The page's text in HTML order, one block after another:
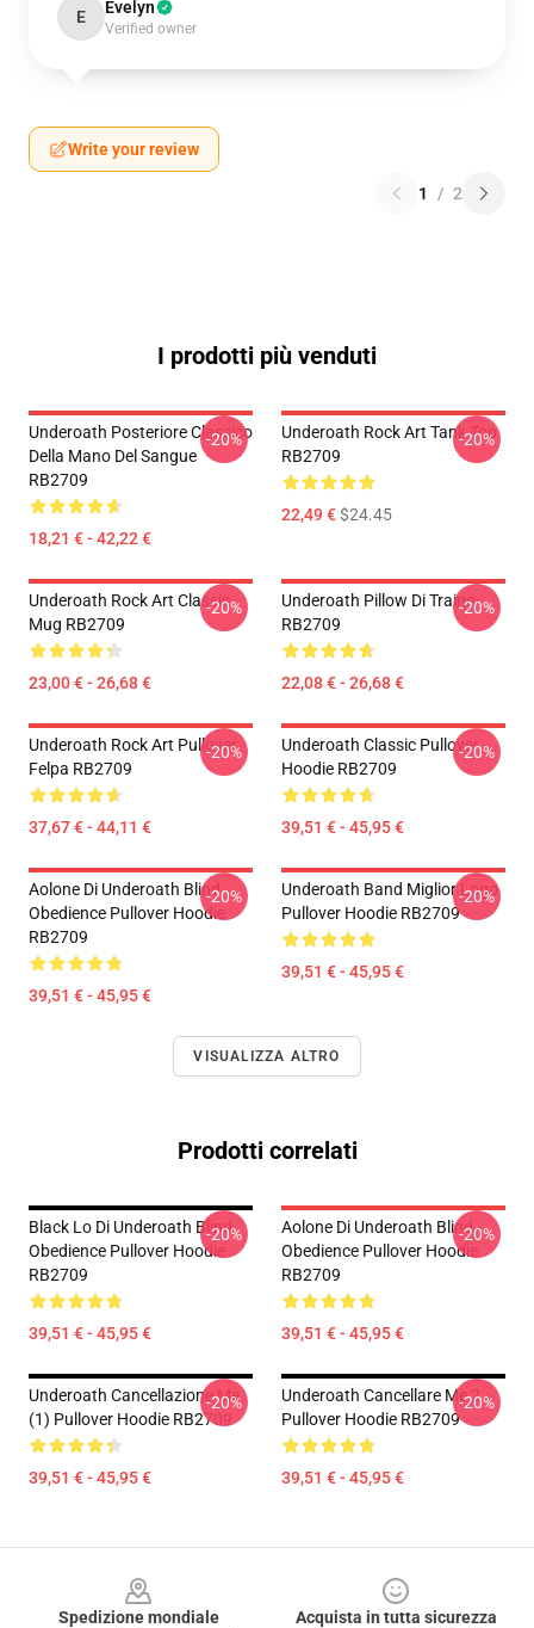
E Evelyn
Verified owner
Write your review
1 / 2
I prodotti più venduti
Underoath Posteriore Classico
Della Mano Del Sangue
RB2709
18,21 € - 42,22 €
-20%
Underoath Rock Art Tank Top
RB2709
22,49 €$24.45
-20%
Underoath Rock Art Classic
Mug RB2709
23,00 € - 26,68 €
-20%
Underoath Pillow Di Traino
RB2709
22,08 € - 26,68 €
-20%
Underoath Rock Art Pullover
Felpa RB2709
37,67 € - 44,11 €
-20%
Underoath Classic Pullover
Hoodie RB2709
39,51 € - 45,95 €
-20%
Aolone Di Underoath Blind
Obedience Pullover Hoodie
RB2709
39,51 € - 45,95 €
-20%
Underoath Band Miglior Logo
Pullover Hoodie RB2709
39,51 € - 45,95 €
-20%
VISUALIZZA ALTRO
Prodotti correlati
Black Lo Di Underoath Blind
Obedience Pullover Hoodie
RB2709
39,51 € - 45,95 €
-20%
Aolone Di Underoath Blind
Obedience Pullover Hoodie
RB2709
39,51 € - 45,95 €
-20%
Underoath Cancellazione Me
(1) Pullover Hoodie RB2709
39,51 € - 45,95 €
-20%
Underoath Cancellare Me 2
Pullover Hoodie RB2709
39,51 € - 45,95 €
-20%
Spedizione mondiale
Acquista in tutta sicurezza